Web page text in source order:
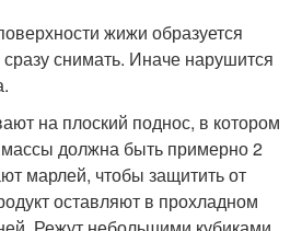
жижи образуется
снимать. Иначе нарушится
на плоский поднос, в котором
должна быть примерно 2
марлей, чтобы защитить от
оставляют в прохладном